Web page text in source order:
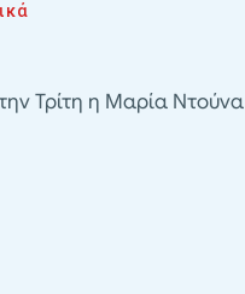
Τρίτη η Μαρία Ντούνα